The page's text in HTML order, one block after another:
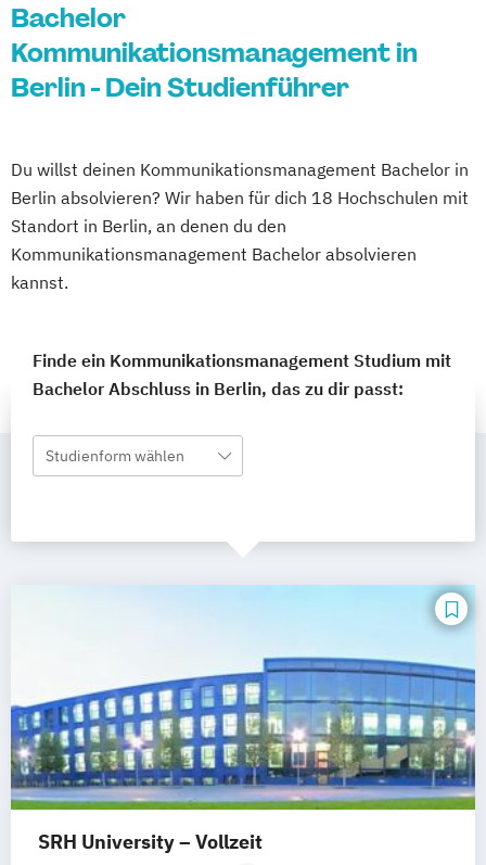
Bachelor
Kommunikationsmanagement in
Berlin - Dein Studienführer
Du willst deinen Kommunikationsmanagement Bachelor in
Berlin absolvieren? Wir haben für dich 18 Hochschulen mit
Standort in Berlin, an denen du den
Kommunikationsmanagement Bachelor absolvieren
kannst.
Finde ein Kommunikationsmanagement Studium mit
Bachelor Abschluss in Berlin, das zu dir passt:
Studienform wählen
SRH University – Vollzeit